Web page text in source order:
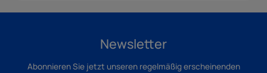
Newsletter
Abonnieren Sie jetzt unseren regelmäßig erscheinenden